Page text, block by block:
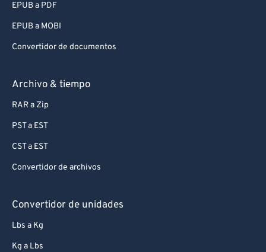
EPUB a PDF
EPUB a MOBI
Convertidor de documentos
Archivo & tiempo
RAR a Zip
PST a EST
CST a EST
Convertidor de archivos
Convertidor de unidades
Lbs a Kg
Kg a Lbs